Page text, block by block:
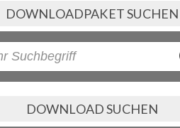
DOWNLOADPAKET SUCHEN
DOWNLOAD SUCHEN